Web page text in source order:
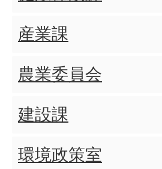
産業課
農業委員会
建設課
環境政策室